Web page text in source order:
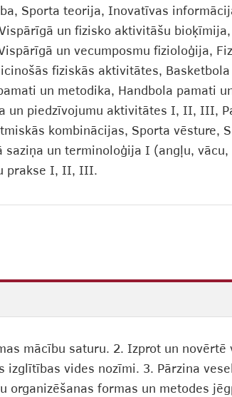
Sporta teorija, Inovatīvas
un fizisko aktivitāšu
un vecumposmu fizioloģija,
fiziskās aktivitātes,
un metodika, Handbola pamati
un piedzīvojumu aktivitātes I, II, III,
kombinācijas, Sporta vēsture,
un terminoloģija I (angļu,
prakse I, II, III.
mācību saturu. 2. Izprot un
vides nozīmi. 3. Pārzina
organizēšanas formas un metodes